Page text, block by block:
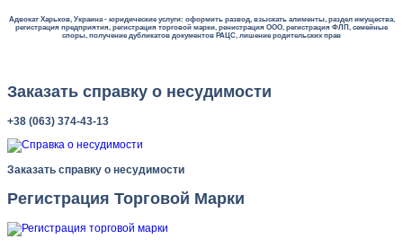
Адвокат Харьков, Украина - юридические услуги: оформить развод, взыскать алименты, раздел имущества,
регистрация предприятия, регистрация торговой марки, ренистрация ООО, регистрация ФЛП, семейные
споры, получение дубликатов документов РАЦС, лишение родительских прав
Заказать справку о несудимости
+38 (063) 374-43-13
Заказать справку о несудимости
Регистрация Торговой Марки